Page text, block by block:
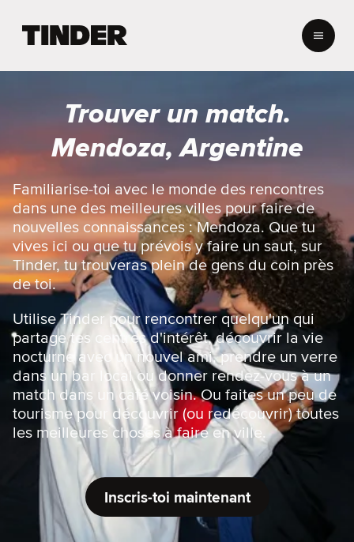
i
T
n
d
e
r
Trouver un match.
Mendoza, Argentine
Familiarise-toi avec le monde des rencontres
dans une des meilleures villes pour faire de
nouvelles connaissances : Mendoza. Que tu
vives ici ou que tu prévois y faire un saut, sur
Tinder, tu trouveras plein de gens du coin près
de toi.
Utilise Tinder pour rencontrer quelqu'un qui
partage tes centres d'intérêt, découvrir la vie
nocturne avec un nouvel ami, prendre un verre
dans un bar local ou donner rendez-vous à un
match dans un café voisin. Ou faites un peu de
tourisme pour découvrir (ou redécouvrir) toutes
les meilleures choses à faire en ville.
Inscris-toi maintenant